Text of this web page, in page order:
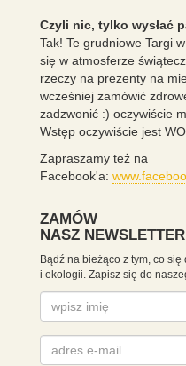
Czyli nic, tylko wysłać
Tak! Te grudniowe Targi
się w atmosferze
rzeczy na prezenty na
wcześniej zamówić
zadzwonić :) oczywiście
Wstęp oczywiście jest
Zapraszamy też na
Facebook'a:
ZAMÓW
NASZ NEWSLETTER
Bądź na bieżąco z tym, co
i ekologii. Zapisz się do